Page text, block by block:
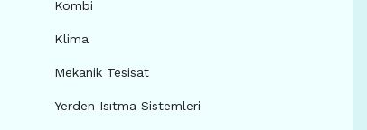
Kombi
Klima
Mekanik Tesisat
Yerden Isıtma Sistemleri